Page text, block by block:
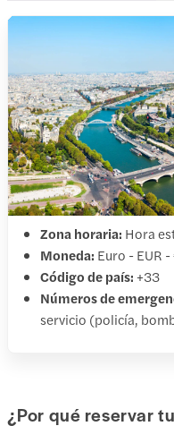
Zona horaria: Hora
Moneda: Euro - EUR
Código de país:+33
Números de
servicio (policía,
¿Por qué reservar